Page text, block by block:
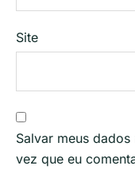
Site
Salvar meus
vez que eu